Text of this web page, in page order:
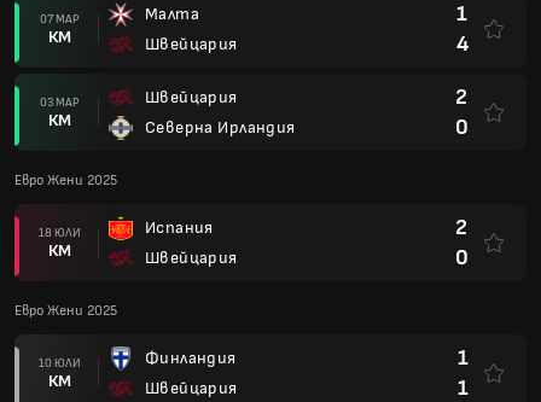
07 МАР
КМ
Малта
Швейцария
1
4
03 МАР
КМ
Швейцария
Северна Ирландия
2
0
Евро Жени 2025
18 ЮЛИ
КМ
Испания
Швейцария
2
0
Евро Жени 2025
10 ЮЛИ
КМ
Финландия
Швейцария
1
1